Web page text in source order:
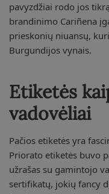
pavyzdžiai rodo jos
brandinimo Cariñena
prieskonių niuansų,
Burgundijos vynais.
Etiketės
vadovėliai
Pačios etiketės yra
Priorato etiketės buvo
užrašas su gamintojo
sertifikatų, jokių fancy